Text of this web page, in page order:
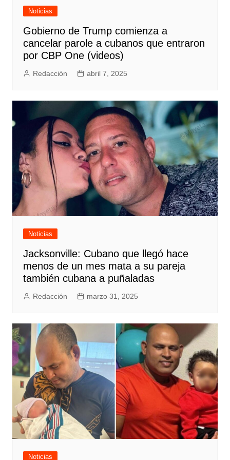
Noticias
Gobierno de Trump comienza a
cancelar parole a cubanos que entraron
por CBP One (videos)
Redacción abril 7, 2025
Noticias
Jacksonville: Cubano que llegó hace
menos de un mes mata a su pareja
también cubana a puñaladas
Redacción marzo 31, 2025
Noticias